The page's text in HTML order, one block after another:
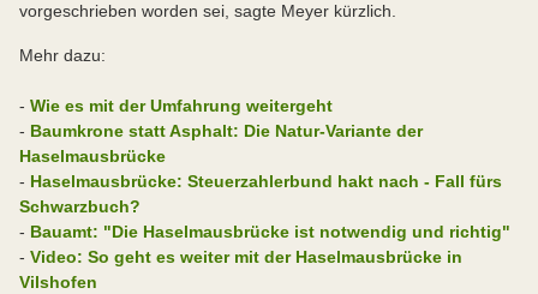
vorgeschrieben worden sei, sagte Meyer kürzlich.
Mehr dazu:
- Wie es mit der Umfahrung weitergeht
- Baumkrone statt Asphalt: Die Natur-Variante der
Haselmausbrücke
- Haselmausbrücke: Steuerzahlerbund hakt nach - Fall fürs
Schwarzbuch?
- Bauamt: "Die Haselmausbrücke ist notwendig und richtig"
- Video: So geht es weiter mit der Haselmausbrücke in
Vilshofen